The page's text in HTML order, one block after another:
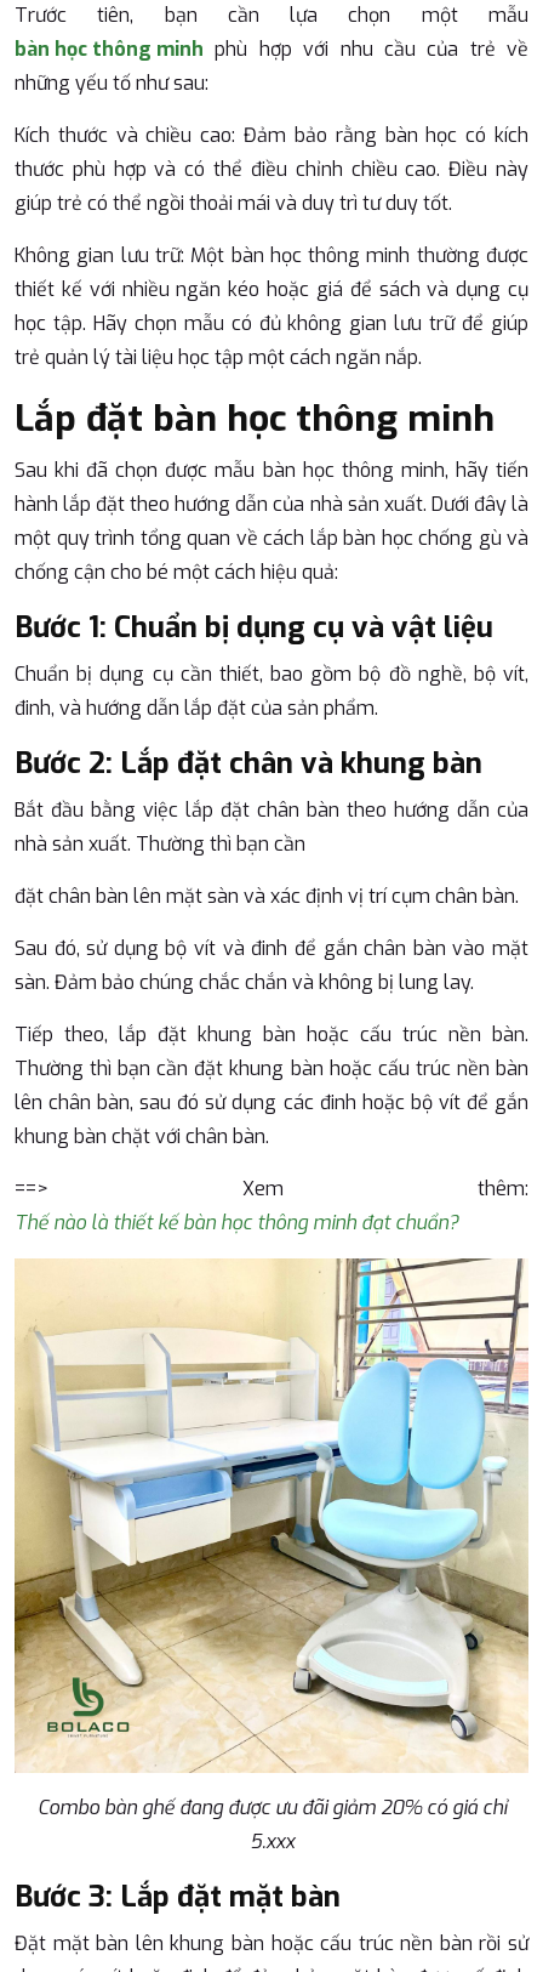
Trước tiên, bạn cần lựa chọn một mẫu
bàn học thông minh phù hợp với nhu cầu của trẻ về
những yếu tố như sau:
Kích thước và chiều cao: Đảm bảo rằng bàn học có kích
thước phù hợp và có thể điều chỉnh chiều cao. Điều này
giúp trẻ có thể ngồi thoải mái và duy trì tư duy tốt.
Không gian lưu trữ: Một bàn học thông minh thường được
thiết kế với nhiều ngăn kéo hoặc giá để sách và dụng cụ
học tập. Hãy chọn mẫu có đủ không gian lưu trữ để giúp
trẻ quản lý tài liệu học tập một cách ngăn nắp.
Lắp đặt bàn học thông minh
Sau khi đã chọn được mẫu bàn học thông minh, hãy tiến
hành lắp đặt theo hướng dẫn của nhà sản xuất. Dưới đây là
một quy trình tổng quan về cách lắp bàn học chống gù và
chống cận cho bé một cách hiệu quả:
Bước 1: Chuẩn bị dụng cụ và vật liệu
Chuẩn bị dụng cụ cần thiết, bao gồm bộ đồ nghề, bộ vít,
đinh, và hướng dẫn lắp đặt của sản phẩm.
Bước 2: Lắp đặt chân và khung bàn
Bắt đầu bằng việc lắp đặt chân bàn theo hướng dẫn của
nhà sản xuất. Thường thì bạn cần
đặt chân bàn lên mặt sàn và xác định vị trí cụm chân bàn.
Sau đó, sử dụng bộ vít và đinh để gắn chân bàn vào mặt
sàn. Đảm bảo chúng chắc chắn và không bị lung lay.
Tiếp theo, lắp đặt khung bàn hoặc cấu trúc nền bàn.
Thường thì bạn cần đặt khung bàn hoặc cấu trúc nền bàn
lên chân bàn, sau đó sử dụng các đinh hoặc bộ vít để gắn
khung bàn chặt với chân bàn.
==> Xem thêm:
Thế nào là thiết kế bàn học thông minh đạt chuẩn?
Combo bàn ghế đang được ưu đãi giảm 20% có giá chỉ
5.xxx
Bước 3: Lắp đặt mặt bàn
Đặt mặt bàn lên khung bàn hoặc cấu trúc nền bàn rồi sử